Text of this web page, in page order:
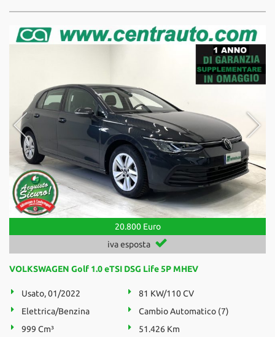
20.800 Euro
iva esposta
VOLKSWAGEN Golf 1.0 eTSI DSG Life 5P MHEV
Usato, 01/2022
81 KW/110 CV
Elettrica/Benzina
Cambio Automatico (7)
999 Cm³
51.426 Km